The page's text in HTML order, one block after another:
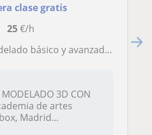
clase gratis
25€/h
básico y avanzado de Maya
MODELADO 3D CON
de artes
Madrid...